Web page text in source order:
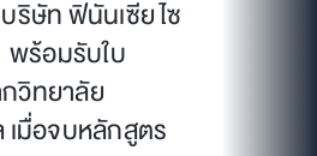
ษัท ฟินันเซีย ไซ
พร้อมรับใบ
วิทยาลัย
มื่อจบหลักสูตร